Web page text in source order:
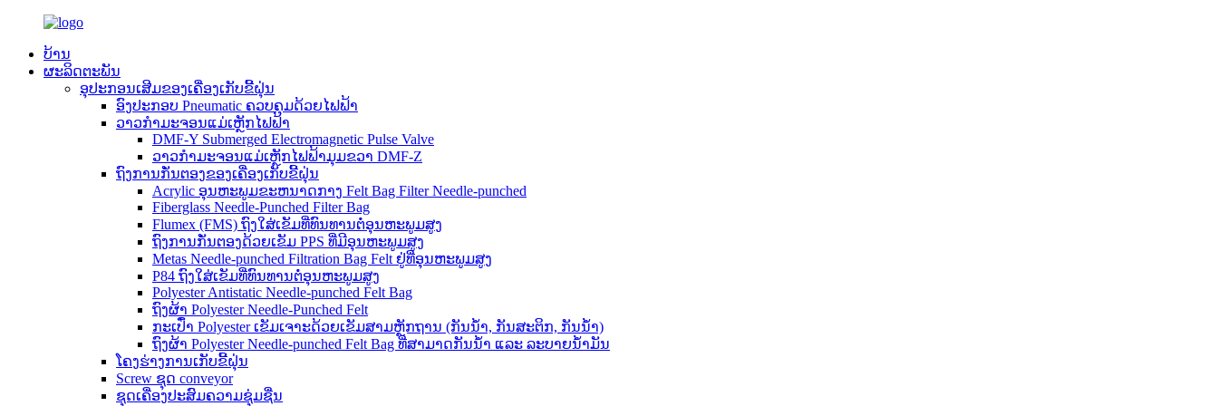
ບ້ານ
ຜະລິດຕະພັນ
ອຸປະກອນເສີມຂອງເຄື່ອງເກັບຂີ້ຝຸ່ນ
ອົງປະກອບ Pneumatic ຄວບຄຸມດ້ວຍໄຟຟ້າ
ວາວກຳມະຈອນແມ່ເຫຼັກໄຟຟ້າ
DMF-Y Submerged Electromagnetic Pulse Valve
ວາວກຳມະຈອນແມ່ເຫຼັກໄຟຟ້າມຸມຂວາ DMF-Z
ຖົງການກັ່ນຕອງຂອງເຄື່ອງເກັບຂີ້ຝຸ່ນ
Acrylic ອຸນຫະພູມຂະຫນາດກາງ Felt Bag Filter Needle-punched
Fiberglass Needle-Punched Filter Bag
Flumex (FMS) ຖົງໃສ່ເຂັມທີ່ທົນທານຕໍ່ອຸນຫະພູມສູງ
ຖົງການກັ່ນຕອງດ້ວຍເຂັມ PPS ທີ່ມີອຸນຫະພູມສູງ
Metas Needle-punched Filtration Bag Felt ຢູ່ທີ່ອຸນຫະພູມສູງ
P84 ຖົງໃສ່ເຂັມທີ່ທົນທານຕໍ່ອຸນຫະພູມສູງ
Polyester Antistatic Needle-punched Felt Bag
ຖົງຜ້າ Polyester Needle-Punched Felt
ກະເປົ໋າ Polyester ເຂັມເຈາະດ້ວຍເຂັມສາມຫຼັກຖານ (ກັນນໍ້າ, ກັນສະຕິກ, ກັນນໍ້າ)
ຖົງຜ້າ Polyester Needle-punched Felt Bag ທີ່ສາມາດກັນນໍ້າ ແລະ ລະບາຍນໍ້າມັນ
ໂຄງຮ່າງການເກັບຂີ້ຝຸ່ນ
Screw ຊຸດ conveyor
ຊຸດເຄື່ອງປະສົມຄວາມຊຸ່ມຊື່ນ